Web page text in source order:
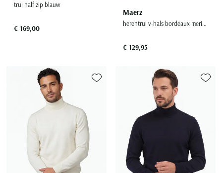
trui half zip blauw
€ 169,00
Maerz
herentrui v-hals bordeaux merinowol
€ 129,95
Toevoegen aan favorieten